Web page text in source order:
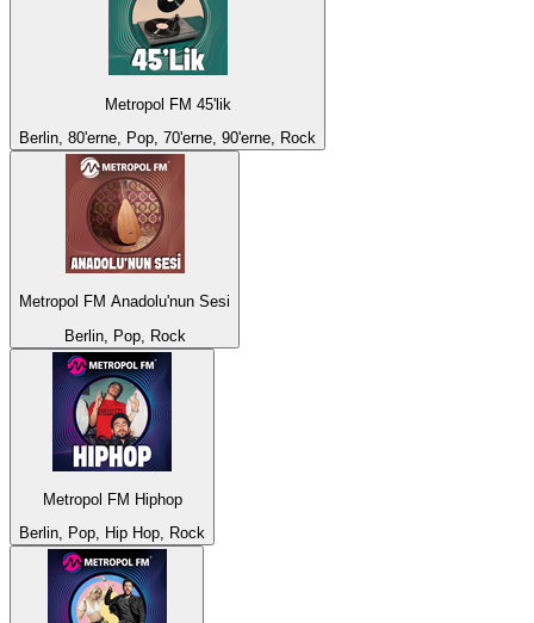
Metropol FM 45'lik
Berlin, 80'erne, Pop, 70'erne, 90'erne, Rock
Metropol FM Anadolu'nun Sesi
Berlin, Pop, Rock
Metropol FM Hiphop
Berlin, Pop, Hip Hop, Rock